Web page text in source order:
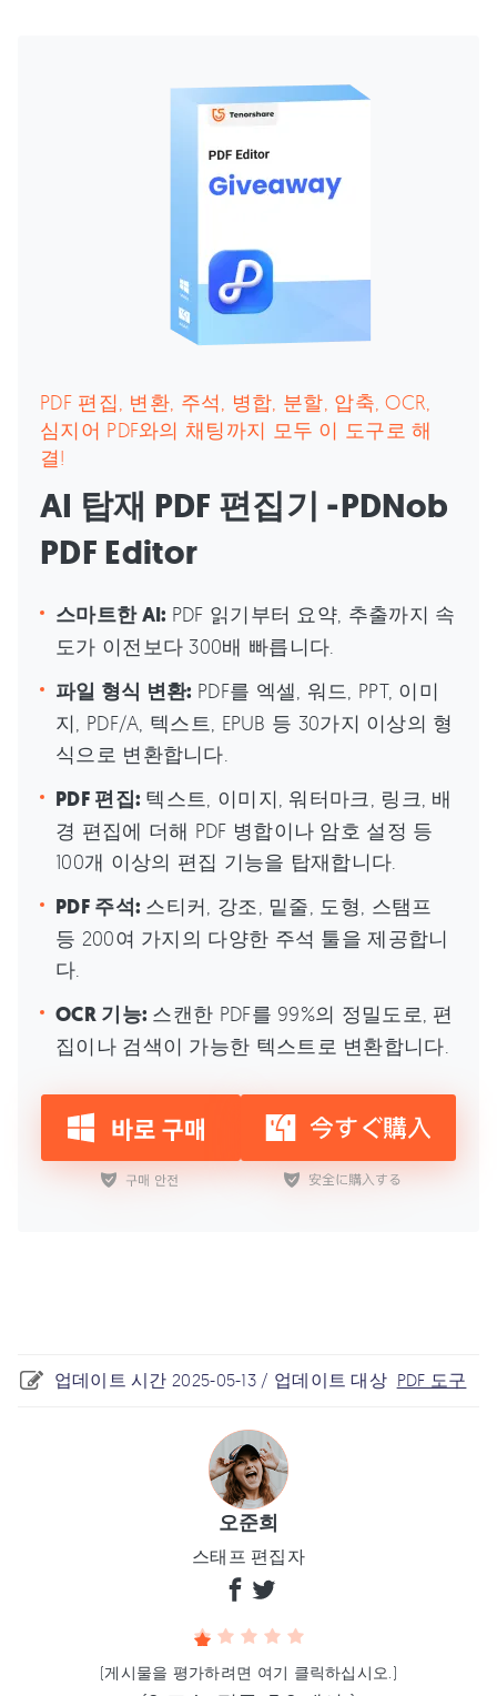
PDF 편집, 변환, 주석, 병합, 분할, 압축, OCR,
심지어 PDF와의 채팅까지 모두 이 도구로 해
결!
AI 탑재 PDF 편집기 ‐PDNob
PDF Editor
스마트한 AI: PDF 읽기부터 요약, 추출까지 속
도가 이전보다 300배 빠릅니다.
파일 형식 변환: PDF를 엑셀, 워드, PPT, 이미
지, PDF/A, 텍스트, EPUB 등 30가지 이상의 형
식으로 변환합니다.
PDF 편집: 텍스트, 이미지, 워터마크, 링크, 배
경 편집에 더해 PDF 병합이나 암호 설정 등
100개 이상의 편집 기능을 탑재합니다.
PDF 주석: 스티커, 강조, 밑줄, 도형, 스탬프
등 200여 가지의 다양한 주석 툴을 제공합니
다.
OCR 기능: 스캔한 PDF를 99%의 정밀도로, 편
집이나 검색이 가능한 텍스트로 변환합니다.
업데이트 시간 2025-05-13 / 업데이트 대상 PDF 도구
오준희
스태프 편집자
(게시물을 평가하려면 여기 클릭하십시오.)